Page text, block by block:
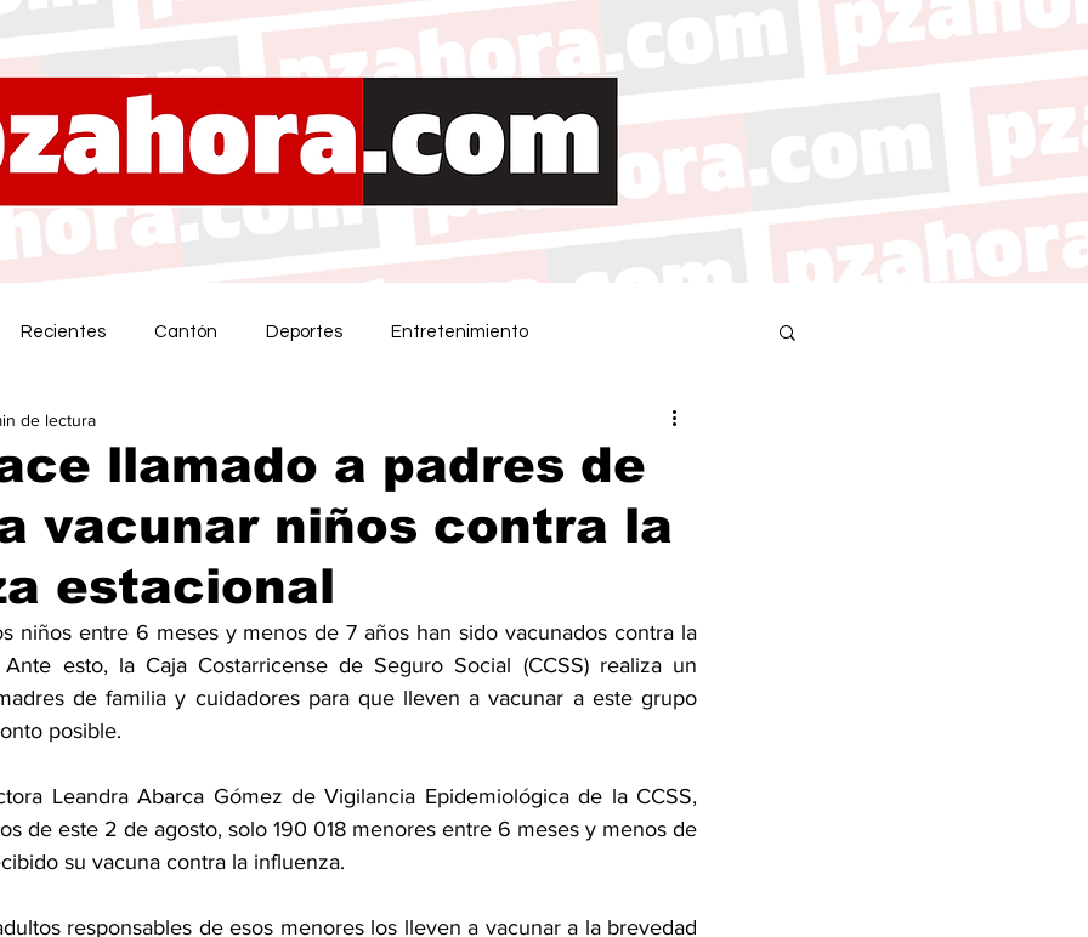
Recientes Cantón Deportes Entretenimiento
llamado a padres de
vacunar niños contra la
estacional
de lectura
niños entre 6 meses y menos de 7 años han sido vacunados contra la
Ante esto, la Caja Costarricense de Seguro Social (CCSS) realiza un
de familia y cuidadores para que lleven a vacunar a este grupo
posible.
Leandra Abarca Gómez de Vigilancia Epidemiológica de la CCSS,
de este 2 de agosto, solo 190 018 menores entre 6 meses y menos de
su vacuna contra la influenza.
responsables de esos menores los lleven a vacunar a la brevedad